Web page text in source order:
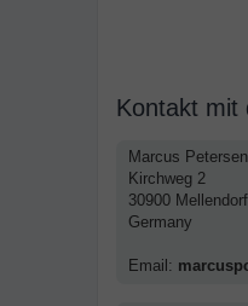
Kontakt mit
Marcus
Kirchweg 2
30900
Germany
Email: